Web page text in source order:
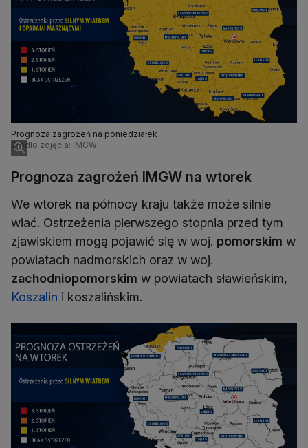
Prognoza zagrożeń na poniedziałek
Źródło zdjęcia: IMGW
Prognoza zagrożeń IMGW na wtorek
We wtorek na północy kraju także może silnie
wiać. Ostrzeżenia pierwszego stopnia przed tym
zjawiskiem mogą pojawić się w woj. pomorskim w
powiatach nadmorskich oraz w woj.
zachodniopomorskim w powiatach sławieńskim,
Koszalin i koszalińskim.